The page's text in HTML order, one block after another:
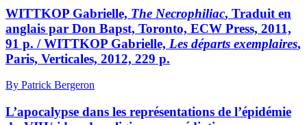
WITTKOP Gabrielle, The Necrophiliac, Traduit en
anglais par Don Bapst, Toronto, ECW Press, 2011,
91 p. / WITTKOP Gabrielle, Les départs exemplaires,
Paris, Verticales, 2012, 229 p.
By Patrick Bergeron
L’apocalypse dans les représentations de l’épidémie